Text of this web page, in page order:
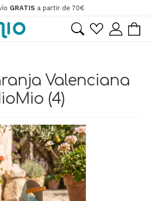
GRATIS a partir de 70€
Valenciana
(4)